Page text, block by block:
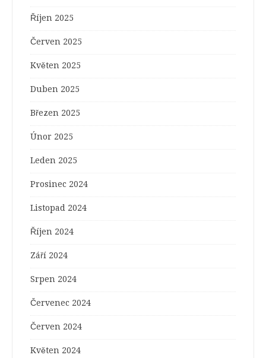
Říjen 2025
Červen 2025
Květen 2025
Duben 2025
Březen 2025
Únor 2025
Leden 2025
Prosinec 2024
Listopad 2024
Říjen 2024
Září 2024
Srpen 2024
Červenec 2024
Červen 2024
Květen 2024